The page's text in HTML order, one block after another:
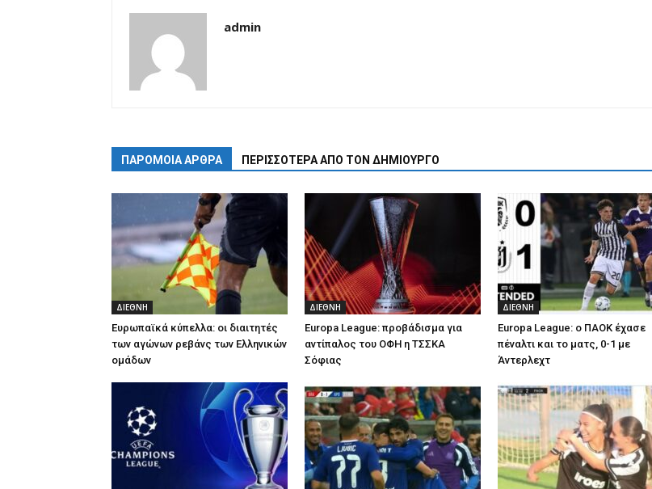
admin
ΠΑΡΟΜΟΙΑ ΑΡΘΡΑ ΠΕΡΙΣΣΟΤΕΡΑ ΑΠΟ ΤΟΝ ΔΗΜΙΟΥΡΓΟ
ΔΙΕΘΝΗ
Ευρωπαϊκά κύπελλα: οι διαιτητές
των αγώνων ρεβάνς των Ελληνικών
ομάδων
ΔΙΕΘΝΗ
Europa League: προβάδισμα για
αντίπαλος του ΟΦΗ η ΤΣΣΚΑ
Σόφιας
ΔΙΕΘΝΗ
Europa League: ο ΠΑΟΚ έχασε
πέναλτι και το ματς, 0-1 με
Άντερλεχτ